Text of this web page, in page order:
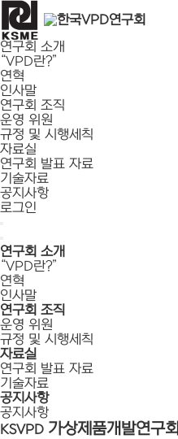
연구회 소개
“VPD란?”
연혁
인사말
연구회 조직
운영 위원
규정 및 시행세칙
자료실
연구회 발표 자료
기술자료
공지사항
로그인
연구회 소개
“VPD란?”
연혁
인사말
연구회 조직
운영 위원
규정 및 시행세칙
자료실
연구회 발표 자료
기술자료
공지사항
공지사항
KSVPD 가상제품개발연구회